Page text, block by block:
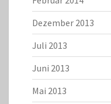
Dezember 2013
Juli 2013
Juni 2013
Mai 2013